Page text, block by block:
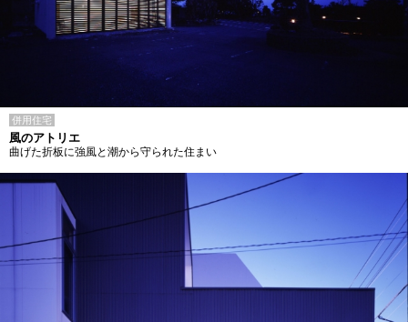
併用住宅
風のアトリエ
曲げた折板に強風と潮から守られた住まい